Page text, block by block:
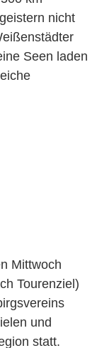
nicht
Seen laden
Mittwoch
Tourenziel)
und
statt.